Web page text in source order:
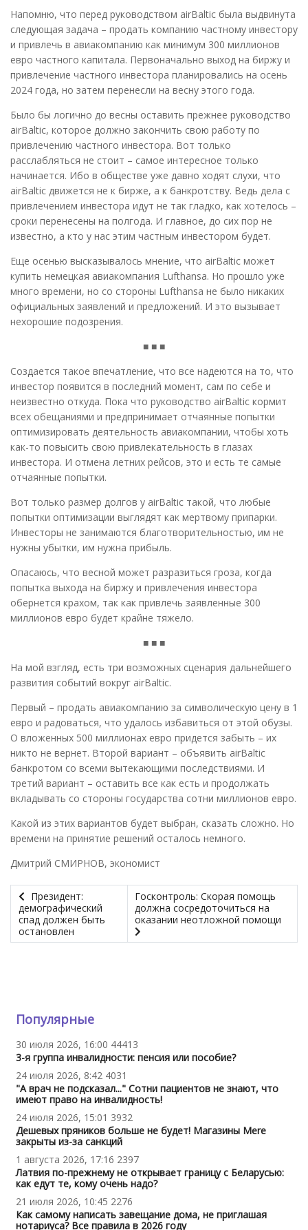
Напомню, что перед руководством аirBaltic была выдвинута
следующая задача – продать компанию частному инвестору
и привлечь в авиакомпанию как минимум 300 миллионов
евро частного капитала. Первоначально выход на биржу и
привлечение частного инвестора планировались на осень
2024 года, но затем перенесли на весну этого года.
Было бы логично до весны оставить прежнее руководство
аirBaltic, которое должно закончить свою работу по
привлечению частного инвестора. Вот только
расслабляться не стоит – самое интересное только
начинается. Ибо в обществе уже давно ходят слухи, что
аirBaltic движется не к бирже, а к банкротству. Ведь дела с
привлечением инвестора идут не так гладко, как хотелось –
сроки перенесены на полгода. И главное, до сих пор не
известно, а кто у нас этим частным инвестором будет.
Еще осенью высказывалось мнение, что аirBaltic может
купить немецкая авиакомпания Lufthansa. Но прошло уже
много времени, но со стороны Lufthansa не было никаких
официальных заявлений и предложений. И это вызывает
нехорошие подозрения.
■ ■ ■
Создается такое впечатление, что все надеются на то, что
инвестор появится в последний момент, сам по себе и
неизвестно откуда. Пока что руководство аirBaltic кормит
всех обещаниями и предпринимает отчаянные попытки
оптимизировать деятельность авиакомпании, чтобы хоть
как-то повысить свою привлекательность в глазах
инвестора. И отмена летних рейсов, это и есть те самые
отчаянные попытки.
Вот только размер долгов у аirBaltic такой, что любые
попытки оптимизации выглядят как мертвому припарки.
Инвесторы не занимаются благотворительностью, им не
нужны убытки, им нужна прибыль.
Опасаюсь, что весной может разразиться гроза, когда
попытка выхода на биржу и привлечения инвестора
обернется крахом, так как привлечь заявленные 300
миллионов евро будет крайне тяжело.
■ ■ ■
На мой взгляд, есть три возможных сценария дальнейшего
развития событий вокруг аirBaltic.
Первый – продать авиакомпанию за символическую цену в 1
евро и радоваться, что удалось избавиться от этой обузы.
О вложенных 500 миллионах евро придется забыть – их
никто не вернет. Второй вариант – объявить аirBaltic
банкротом со всеми вытекающими последствиями. И
третий вариант – оставить все как есть и продолжать
вкладывать со стороны государства сотни миллионов евро.
Какой из этих вариантов будет выбран, сказать сложно. Но
времени на принятие решений осталось немного.
Дмитрий СМИРНОВ, экономист
Президент:
демографический
спад должен быть
остановлен
Госконтроль: Скорая помощь
должна сосредоточиться на
оказании неотложной помощи
Популярные
30 июля 2026, 16:00 44413
3-я группа инвалидности: пенсия или пособие?
24 июля 2026, 8:42 4031
"А врач не подсказал..." Сотни пациентов не знают, что
имеют право на инвалидность!
24 июля 2026, 15:01 3932
Дешевых пряников больше не будет! Магазины Mere
закрыты из-за санкций
1 августа 2026, 17:16 2397
Латвия по-прежнему не открывает границу с Беларусью:
как едут те, кому очень надо?
21 июля 2026, 10:45 2276
Как самому написать завещание дома, не приглашая
нотариуса? Все правила в 2026 году